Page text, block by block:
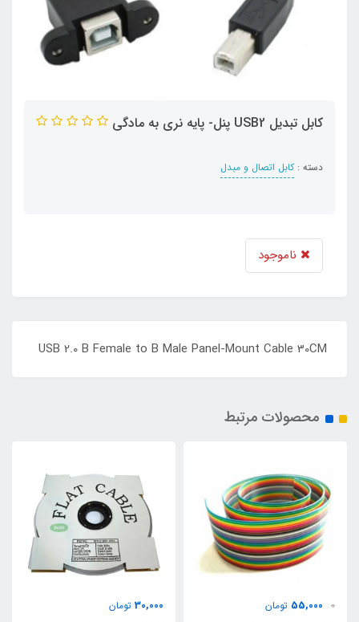
کابل تبدیل USB2 پنل- پایه نری به مادگی
دسته :کابل اتصال و مبدل
ناموجود
USB 2.0 B Female to B Male Panel-Mount Cable 30CM
محصولات مرتبط
0
55,000 تومان
30,000 تومان